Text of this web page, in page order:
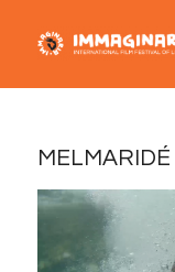
MELMARIDÉ